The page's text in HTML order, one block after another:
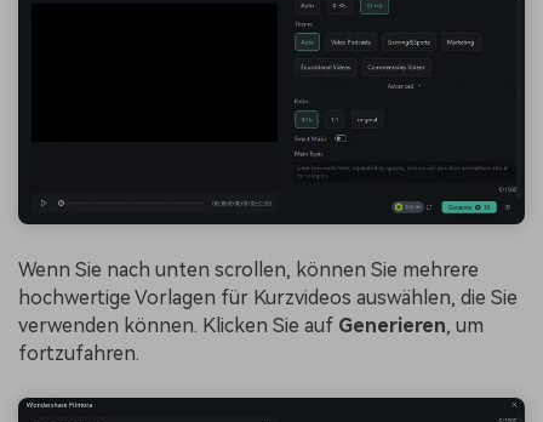
Wenn Sie nach unten scrollen, können Sie mehrere
hochwertige Vorlagen für Kurzvideos auswählen, die Sie
verwenden können. Klicken Sie auf Generieren, um
fortzufahren.